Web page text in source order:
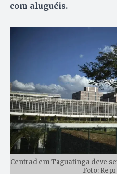
com aluguéis.
Centrad em Taguatinga deve
Foto: